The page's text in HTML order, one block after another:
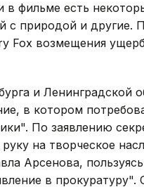
фильме есть
с природой и другие.
Fox возмещения
и Ленинградской
в котором
По заявлению
на творческое
Арсенова,
в прокуратуру".